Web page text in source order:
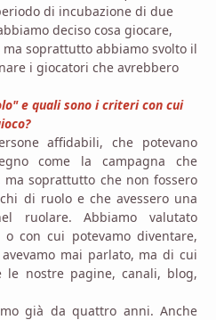
di incubazione di due
deciso cosa giocare,
soprattutto abbiamo svolto il
i giocatori che avrebbero
e quali sono i criteri con cui
affidabili, che potevano
come la campagna che
soprattutto che non fossero
di ruolo e che avessero una
ruolare. Abbiamo valutato
con cui potevamo diventare,
mai parlato, ma di cui
le nostre pagine, canali, blog,
già da quattro anni. Anche